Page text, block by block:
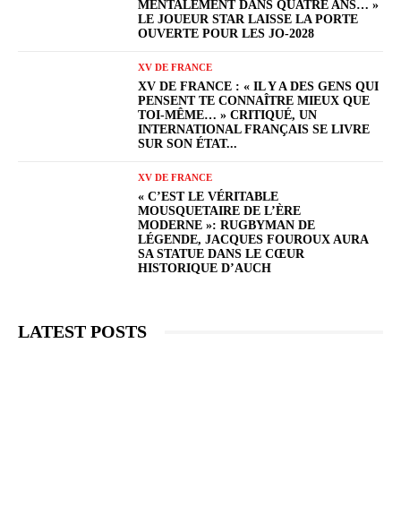
MENTALEMENT DANS QUATRE ANS… »
LE JOUEUR STAR LAISSE LA PORTE
OUVERTE POUR LES JO-2028
XV DE FRANCE
XV DE FRANCE : « IL Y A DES GENS QUI
PENSENT TE CONNAÎTRE MIEUX QUE
TOI-MÊME… » CRITIQUÉ, UN
INTERNATIONAL FRANÇAIS SE LIVRE
SUR SON ÉTAT...
XV DE FRANCE
« C’EST LE VÉRITABLE
MOUSQUETAIRE DE L’ÈRE
MODERNE »: RUGBYMAN DE
LÉGENDE, JACQUES FOUROUX AURA
SA STATUE DANS LE CŒUR
HISTORIQUE D’AUCH
LATEST POSTS